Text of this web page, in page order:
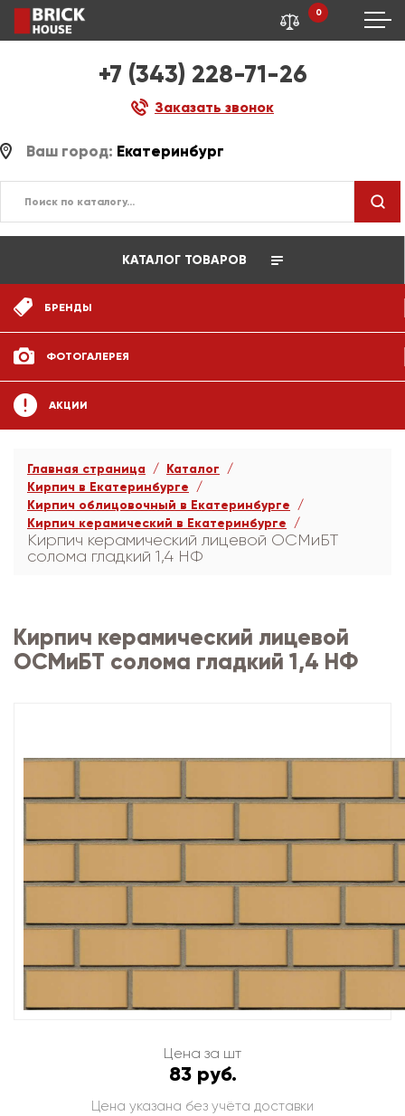
+7 (343) 228-71-26
Заказать звонок
0
Ваш город: Екатеринбург
КАТАЛОГ ТОВАРОВ
БРЕНДЫ
ФОТОГАЛЕРЕЯ
АКЦИИ
Главная страница
Каталог
Кирпич в Екатеринбурге
Кирпич облицовочный в Екатеринбурге
Кирпич керамический в Екатеринбурге
Кирпич керамический лицевой ОСМиБТ
солома гладкий 1,4 НФ
Кирпич керамический лицевой
ОСМиБТ солома гладкий 1,4 НФ
Цена за шт
83 руб.
Цена указана без учёта доставки